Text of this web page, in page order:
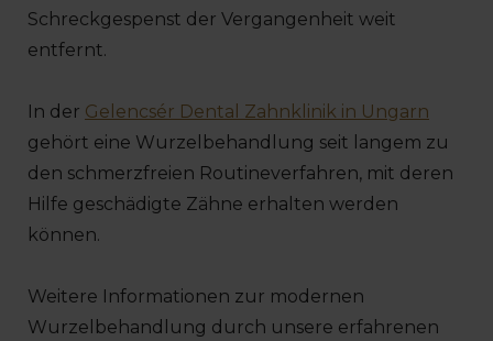
Schreckgespenst der Vergangenheit weit
entfernt.
In der Gelencsér Dental Zahnklinik in Ungarn
gehört eine Wurzelbehandlung seit langem zu
den schmerzfreien Routineverfahren, mit deren
Hilfe geschädigte Zähne erhalten werden
können.
Weitere Informationen zur modernen
Wurzelbehandlung durch unsere erfahrenen